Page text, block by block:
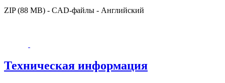
ZIP (88 MB) - CAD-файлы - Английский
Техническая информация